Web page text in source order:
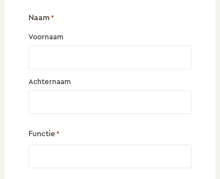
Naam *
Voornaam
Achternaam
Functie *